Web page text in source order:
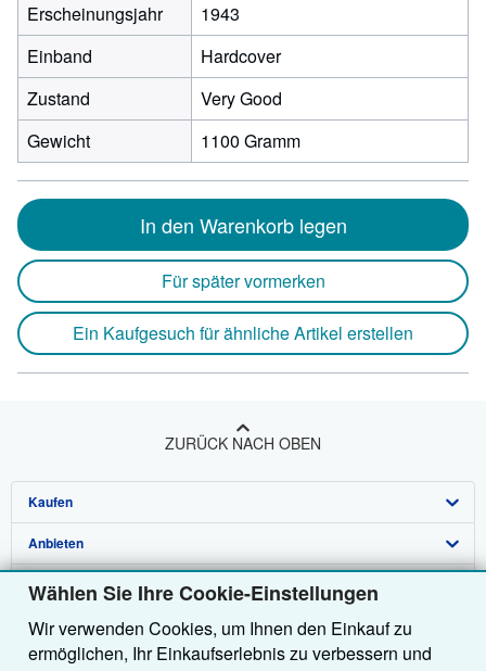
Wählen Sie Ihre Cookie-Einstellungen
Wir verwenden Cookies, um Ihnen den Einkauf zu
ermöglichen, Ihr Einkaufserlebnis zu verbessern und
Erscheinungsjahr
1943
Einband
Hardcover
Zustand
Very Good
Gewicht
1100 Gramm
In den Warenkorb legen
Für später vormerken
Ein Kaufgesuch für ähnliche Artikel erstellen
ZURÜCK NACH OBEN
Kaufen
Detailsuche
Sammlungen
Nutzerkonto
Meine Bestellungen
Anbieten
Verkäufer werden
Partnerprogramm
Empfehlen Sie einen Verkäufer
Über uns
Über uns / Impressum
Presse
Hilfe
Hilfebereich
Weitere AbeBooks Unternehmen